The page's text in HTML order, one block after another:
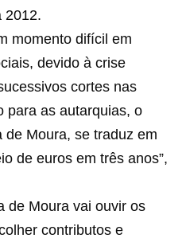
2012.
momento difícil em
devido à crise
cortes nas
para as autarquias, o
Moura, se traduz em
de euros em três anos”,
de Moura vai ouvir os
contributos e